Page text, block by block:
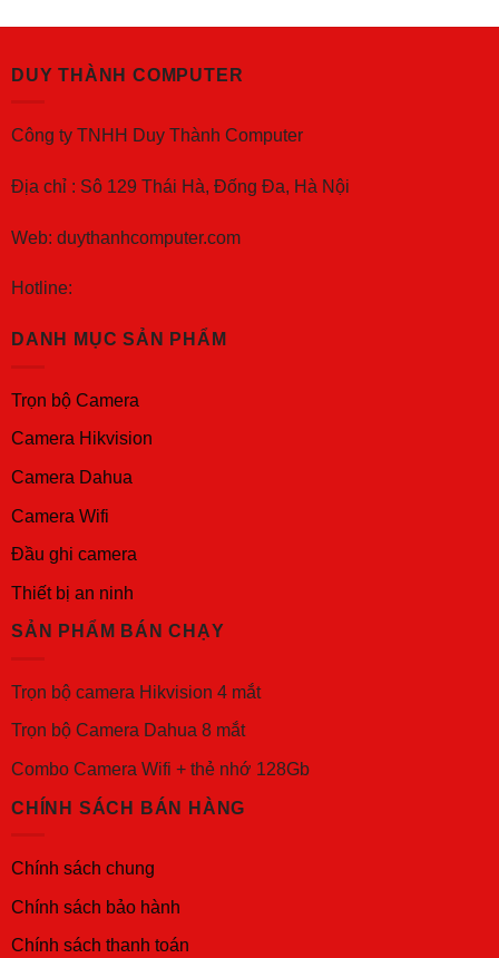
DUY THÀNH COMPUTER
Công ty TNHH Duy Thành Computer
Địa chỉ : Sô 129 Thái Hà, Đống Đa, Hà Nội
Web: duythanhcomputer.com
Hotline:
DANH MỤC SẢN PHẨM
Trọn bộ Camera
Camera Hikvision
Camera Dahua
Camera Wifi
Đầu ghi camera
Thiết bị an ninh
SẢN PHẨM BÁN CHẠY
Trọn bộ camera Hikvision 4 mắt
Trọn bộ Camera Dahua 8 mắt
Combo Camera Wifi + thẻ nhớ 128Gb
CHÍNH SÁCH BÁN HÀNG
Chính sách chung
Chính sách bảo hành
Chính sách thanh toán